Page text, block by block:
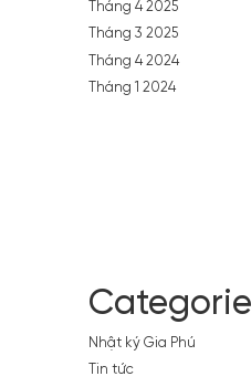
Tháng 4 2025
Tháng 3 2025
Tháng 4 2024
Tháng 1 2024
Nhật ký Gia Phú
Tin tức